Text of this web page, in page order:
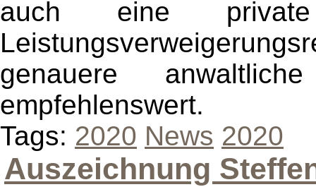
auch eine private
genauere
empfehlenswert.
Tags: 2020 News 2020
Auszeichnung